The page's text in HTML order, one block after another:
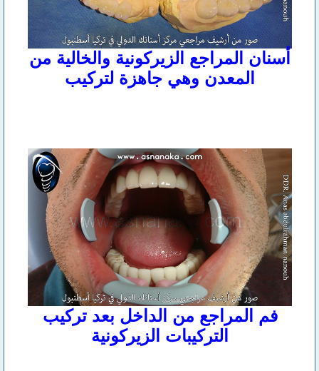
أسنان المراجع الزيركونية والخالية من
المعدن وهي جاهزة لتركيب
فم المراجع من الداخل بعد تركيب
التركيبات الزيركونية